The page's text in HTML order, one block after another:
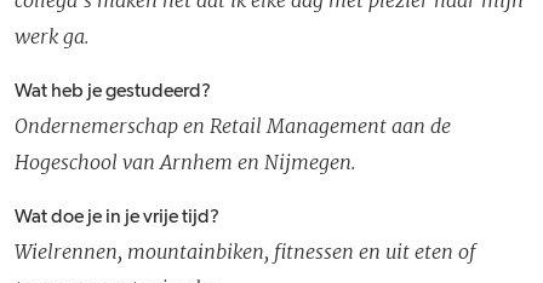
werk ga.
Wat heb je gestudeerd?
Ondernemerschap en Retail Management aan de
Hogeschool van Arnhem en Nijmegen.
Wat doe je in je vrije tijd?
Wielrennen, mountainbiken, fitnessen en uit eten of